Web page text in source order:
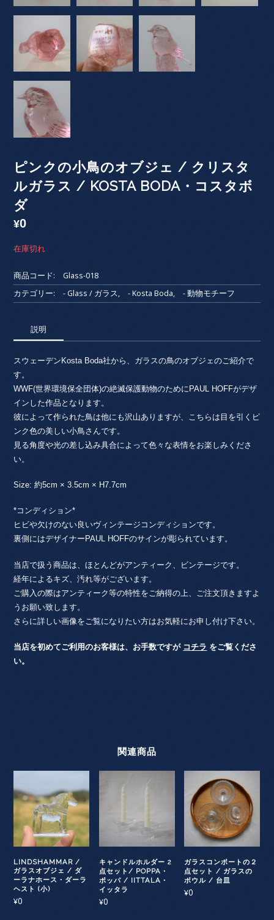
ピンクの小鳥のオブジェ / クリスタ
ルガラス / KOSTA BODA・コスタボ
ダ
¥0
在庫切れ
商品コード:
Glass-018
カテゴリー:
- Glass / ガラス, - Kosta Boda, - 動物モチーフ
説明
スウェーデンKosta Boda社から、ガラスの鳥のオブジェのご紹介で
す。
WWF(世界環境保全団体)の絶滅保護動物のためにPAUL HOFFがデザ
インした作品となります。
彼によって作られた鳥は他にも沢山ありますが、こちらは目を引くピ
ンク色の美しい小鳥さんです。
見る角度や光の差し込み具合によって色々な表情をお楽しみくださ
い。
Size: 約5cm × 3.5cm × H7.7cm
*コンディション*
ヒビや欠けのない良いヴィンテージコンディションです。
裏側にはデザイナーPAUL HOFFのサインが彫られています。
当店で扱う商品は、ほとんどがアンティーク、ビンテージです。
経年によるキズ、汚れ等がございます。
ご購入の際はアンティーク等の特性をご納得の上、ご注文頂きますよ
うお願い致します。
さらに詳しい画像をご覧になりたい方はお気軽にお申し付け下さい。
当店を初めてご利用のお客様は、お手数ですが コチラ をご覧くださ
い。
関連商品
LINDSHAMMAR /
ガラスオブジェ / ダ
ーラナホース・ダーラ
ヘスト (小)
¥0
キャンドルホルダー 2
点セット/ POPPA・
ポッパ / IITTALA・
イッタラ
¥0
ガラスコンポートの２
点セット / ガラスの
ボウル / 台皿
¥0